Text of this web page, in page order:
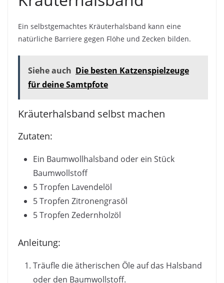
Ein selbstgemachtes Kräuterhalsband kann eine
natürliche Barriere gegen Flöhe und Zecken bilden.
Siehe auch Die besten Katzenspielzeuge
für deine Samtpfote
Kräuterhalsband selbst machen
Zutaten:
Ein Baumwollhalsband oder ein Stück
Baumwollstoff
5 Tropfen Lavendelöl
5 Tropfen Zitronengrasöl
5 Tropfen Zedernholzöl
Anleitung:
Träufle die ätherischen Öle auf das Halsband
oder den Baumwollstoff.